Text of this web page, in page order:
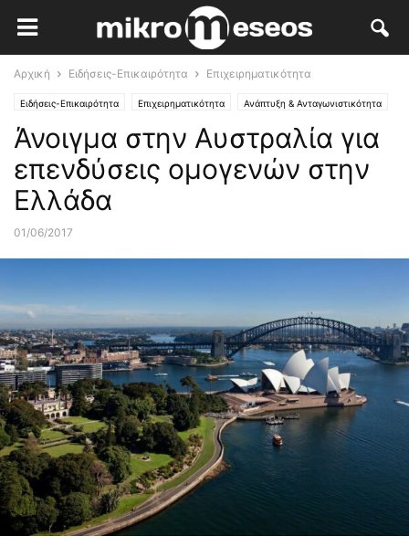
Αρχική Ειδήσεις-Επικαιρότητα Επιχειρηματικότητα
Ειδήσεις-Επικαιρότητα Επιχειρηματικότητα Ανάπτυξη & Ανταγωνιστικότητα
Άνοιγμα στην Αυστραλία για
επενδύσεις ομογενών στην
Ελλάδα
01/06/2017